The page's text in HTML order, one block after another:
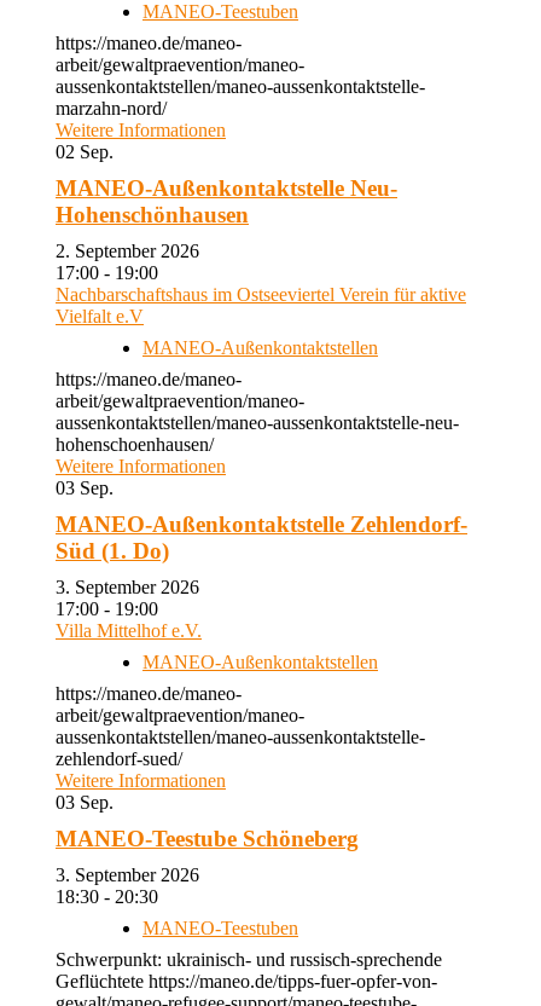
MANEO-Teestuben
https://maneo.de/maneo-
arbeit/gewaltpraevention/maneo-
aussenkontaktstellen/maneo-aussenkontaktstelle-
marzahn-nord/
Weitere Informationen
02 Sep.
MANEO-Außenkontaktstelle Neu-
Hohenschönhausen
2. September 2026
17:00 - 19:00
Nachbarschaftshaus im Ostseeviertel Verein für aktive
Vielfalt e.V
MANEO-Außenkontaktstellen
https://maneo.de/maneo-
arbeit/gewaltpraevention/maneo-
aussenkontaktstellen/maneo-aussenkontaktstelle-neu-
hohenschoenhausen/
Weitere Informationen
03 Sep.
MANEO-Außenkontaktstelle Zehlendorf-
Süd (1. Do)
3. September 2026
17:00 - 19:00
Villa Mittelhof e.V.
MANEO-Außenkontaktstellen
https://maneo.de/maneo-
arbeit/gewaltpraevention/maneo-
aussenkontaktstellen/maneo-aussenkontaktstelle-
zehlendorf-sued/
Weitere Informationen
03 Sep.
MANEO-Teestube Schöneberg
3. September 2026
18:30 - 20:30
MANEO-Teestuben
Schwerpunkt: ukrainisch- und russisch-sprechende
Geflüchtete https://maneo.de/tipps-fuer-opfer-von-